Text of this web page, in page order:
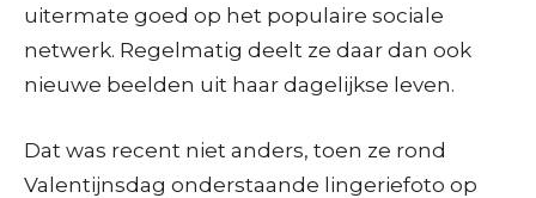
uitermate goed op het populaire sociale
netwerk. Regelmatig deelt ze daar dan ook
nieuwe beelden uit haar dagelijkse leven.
Dat was recent niet anders, toen ze rond
Valentijnsdag onderstaande lingeriefoto op